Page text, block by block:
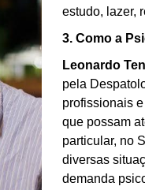
estudo, lazer,
3. Como a
Leonardo
pela
profissionais
que possam
particular, no
diversas
demanda